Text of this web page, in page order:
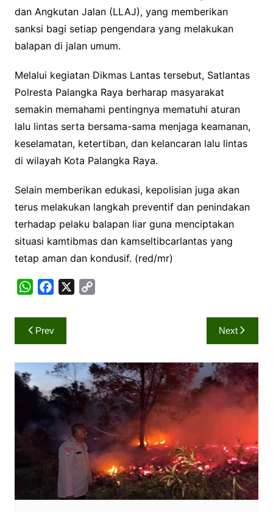
dan Angkutan Jalan (LLAJ), yang memberikan
sanksi bagi setiap pengendara yang melakukan
balapan di jalan umum.
Melalui kegiatan Dikmas Lantas tersebut, Satlantas
Polresta Palangka Raya berharap masyarakat
semakin memahami pentingnya mematuhi aturan
lalu lintas serta bersama-sama menjaga keamanan,
keselamatan, ketertiban, dan kelancaran lalu lintas
di wilayah Kota Palangka Raya.
Selain memberikan edukasi, kepolisian juga akan
terus melakukan langkah preventif dan penindakan
terhadap pelaku balapan liar guna menciptakan
situasi kamtibmas dan kamseltibcarlantas yang
tetap aman dan kondusif. (red/mr)
W
a
t
A
p
c
e
o
o
k
i
n
k
Navigasi
pos
Prev Next